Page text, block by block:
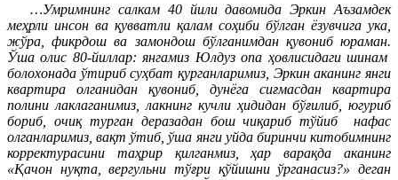
…Умримнинг салкам 40 йили давомида Эркин Аъзамдек
меҳрли инсон ва қувватли қалам соҳиби бўлган ёзувчига ука,
жўра, фикрдош ва замондош бўлганимдан қувониб юраман.
Ўша олис 80-йиллар: янгамиз Юлдуз опа ҳовлисидаги шинам
болохонада ўтириб суҳбат қурганларимиз, Эркин аканинг янги
квартира олганидан қувониб, дунёга сиғмасдан квартира
полини лаклаганимиз, лакнинг кучли ҳидидан бўғилиб, югуриб
бориб, очиқ турган деразадан бош чиқариб тўйиб нафас
олганларимиз, вақт ўтиб, ўша янги уйда биринчи китобимнинг
корректурасини таҳрир қилганмиз, ҳар варақда аканинг
«Қачон нуқта, вергульни тўғри қўйишни ўрганасиз?» деган